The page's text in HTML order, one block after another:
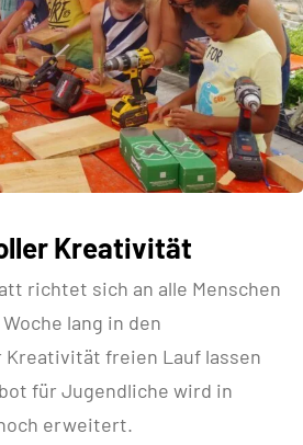
Kreativität
richtet sich an alle Menschen
lang in den
freien Lauf lassen
für Jugendliche wird in
erweitert.